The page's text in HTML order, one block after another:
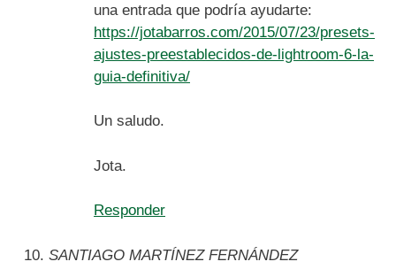
una entrada que podría ayudarte:
https://jotabarros.com/2015/07/23/presets-
ajustes-preestablecidos-de-lightroom-6-la-
guia-definitiva/
Un saludo.
Jota.
Responder
SANTIAGO MARTÍNEZ FERNÁNDEZ